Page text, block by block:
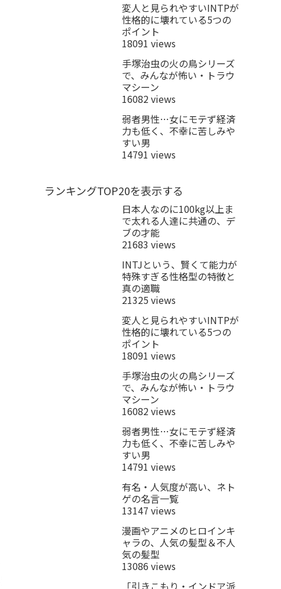
変人と見られやすいINTPが
性格的に壊れている5つの
ポイント
18091 views
手塚治虫の火の鳥シリーズ
で、みんなが怖い・トラウ
マシーン
16082 views
弱者男性…女にモテず経済
力も低く、不幸に苦しみや
すい男
14791 views
ランキングTOP20を表示する
日本人なのに100kg以上ま
で太れる人達に共通の、デ
ブの才能
21683 views
INTJという、賢くて能力が
特殊すぎる性格型の特徴と
真の適職
21325 views
変人と見られやすいINTPが
性格的に壊れている5つの
ポイント
18091 views
手塚治虫の火の鳥シリーズ
で、みんなが怖い・トラウ
マシーン
16082 views
弱者男性…女にモテず経済
力も低く、不幸に苦しみや
すい男
14791 views
有名・人気度が高い、ネト
ゲの名言一覧
13147 views
漫画やアニメのヒロインキ
ャラの、人気の髪型＆不人
気の髪型
13086 views
「引きこもり・インドア派